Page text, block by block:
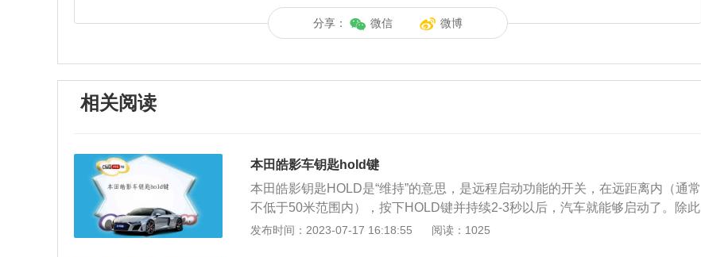
分享： 微信 微博
相关阅读
本田皓影车钥匙hold键
本田皓影钥匙HOLD是“维持”的意思，是远程启动功能的开关，在远距离内（通常
不低于50米范围内），按下HOLD键并持续2-3秒以后，汽车就能够启动了。除此
之外，钥匙HOLD还有开启后备箱的功能，有的印着后备箱的图案，长按可以打
发布时间：2023-07-17 16:18:55 阅读：1025